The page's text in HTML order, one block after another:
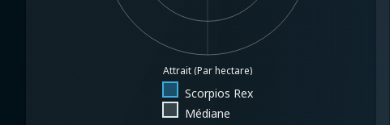
Attrait (Par hectare)
Scorpios Rex
Médiane